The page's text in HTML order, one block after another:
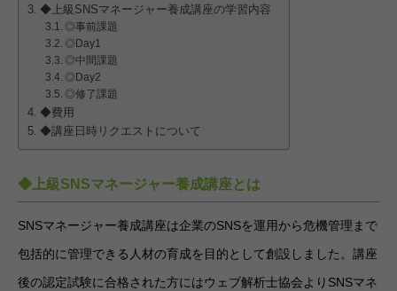
◆上級SNSマネージャー養成講座の学習内容
◎事前課題
◎Day1
◎中間課題
◎Day2
◎修了課題
◆費用
◆講座日時リクエストについて
◆上級SNSマネージャー養成講座とは
SNSマネージャー養成講座は企業のSNSを運用から危機管理まで
包括的に管理できる人材の育成を目的として創設しました。講座
後の認定試験に合格された方にはウェブ解析士協会よりSNSマネ